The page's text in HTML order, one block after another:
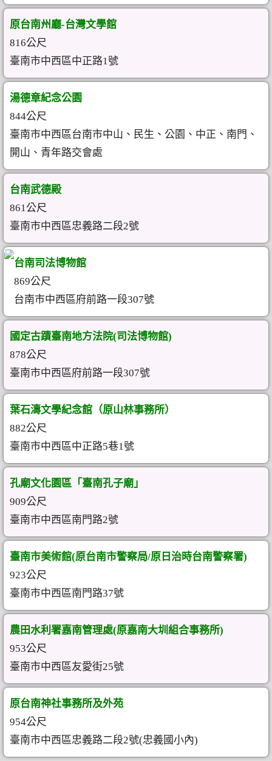
原台南州廳-台灣文學館
816公尺
臺南市中西區中正路1號
湯德章紀念公園
844公尺
臺南市中西區台南市中山、民生、公園、中正、南門、
開山、青年路交會處
台南武德殿
861公尺
臺南市中西區忠義路二段2號
台南司法博物館
869公尺
台南市中西區府前路一段307號
國定古蹟臺南地方法院(司法博物館)
878公尺
臺南市中西區府前路一段307號
葉石濤文學紀念館（原山林事務所）
882公尺
臺南市中西區中正路5巷1號
孔廟文化園區「臺南孔子廟」
909公尺
臺南市中西區南門路2號
臺南市美術館(原台南市警察局/原日治時台南警察署)
923公尺
臺南市中西區南門路37號
農田水利署嘉南管理處(原嘉南大圳組合事務所)
953公尺
臺南市中西區友愛街25號
原台南神社事務所及外苑
954公尺
臺南市中西區忠義路二段2號(忠義國小內)